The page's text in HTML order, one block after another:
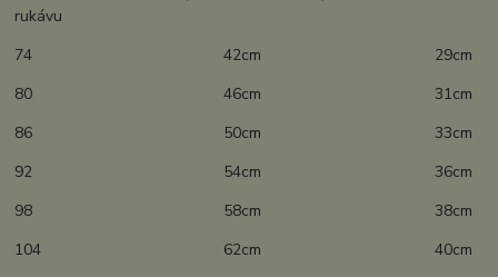
rukávu
74 42cm 29cm
80 46cm 31cm
86 50cm 33cm
92 54cm 36cm
98 58cm 38cm
104 62cm 40cm